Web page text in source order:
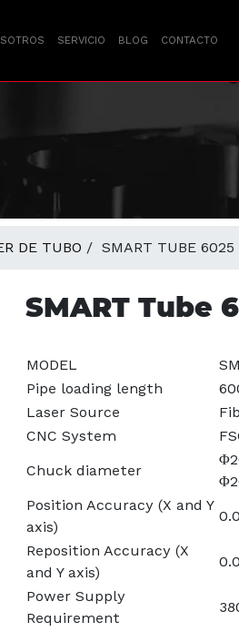
SERVICIO BLOG CONTACTO
DE TUBO / SMART TUBE 6025
SMART Tube
MODEL
Pipe loading length
Laser Source
CNC System
Chuck diameter
Position Accuracy (X and Y
axis)
Reposition Accuracy (X
and Y axis)
Power Supply
Requirement